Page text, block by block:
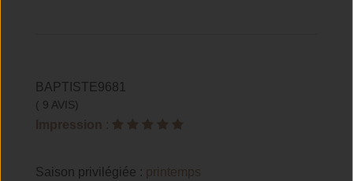
BAPTISTE9681
( 9 AVIS)
Impression :
Saison privilégiée : printemps